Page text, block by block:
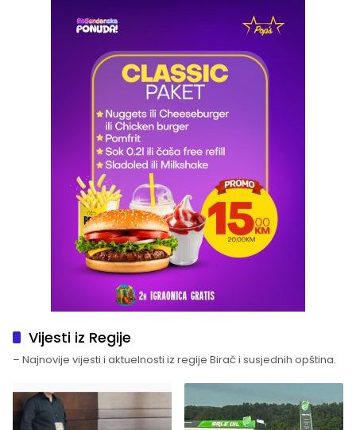
Vijesti iz Regije
– Najnovije vijesti i aktuelnosti iz regije Birač i susjednih opština.